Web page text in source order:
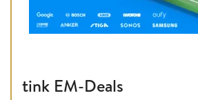
tink EM-Deals